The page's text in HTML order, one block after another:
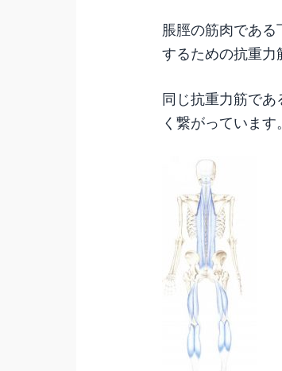
脹脛の筋肉であ
するための抗重力
同じ抗重力筋で
く繋がっています。